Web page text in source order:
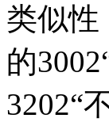
类似性
的
3202“